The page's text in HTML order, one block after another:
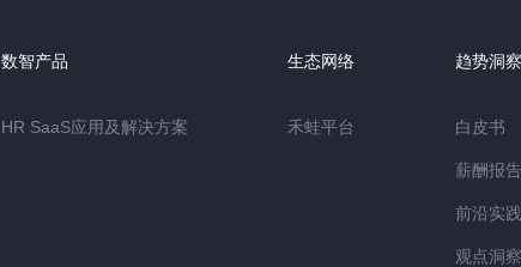
数智产品
HR SaaS应用及解决方案
生态网络
禾蛙平台
趋势洞察
白皮书
薪酬报告
前沿实践
观点洞察